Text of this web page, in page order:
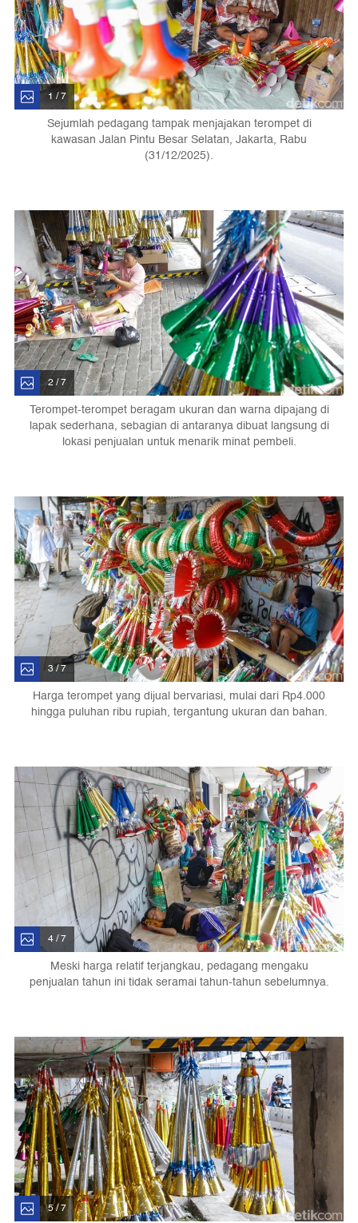
1 / 7
Sejumlah pedagang tampak menjajakan terompet di
kawasan Jalan Pintu Besar Selatan, Jakarta, Rabu
(31/12/2025).
2 / 7
Terompet-terompet beragam ukuran dan warna dipajang di
lapak sederhana, sebagian di antaranya dibuat langsung di
lokasi penjualan untuk menarik minat pembeli.
3 / 7
Harga terompet yang dijual bervariasi, mulai dari Rp4.000
hingga puluhan ribu rupiah, tergantung ukuran dan bahan.
4 / 7
Meski harga relatif terjangkau, pedagang mengaku
penjualan tahun ini tidak seramai tahun-tahun sebelumnya.
5 / 7